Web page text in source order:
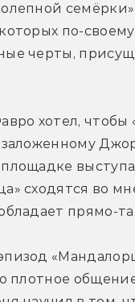
по-
черты,
хотел, чтобы
заложенному
сходятся во
прямо-
плотное